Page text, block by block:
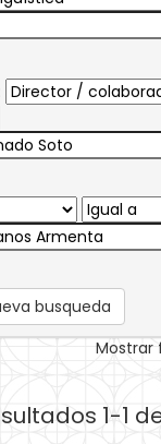
busqueda
Mostrar
1-1